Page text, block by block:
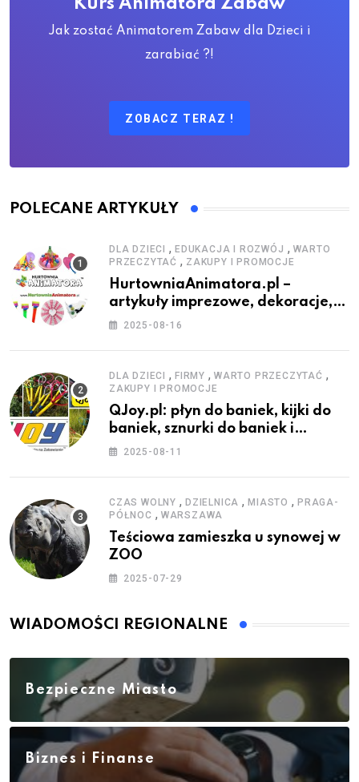
Kurs Animatora Zabaw
Jak zostać Animatorem Zabaw dla Dzieci i
zarabiać ?!
ZOBACZ TERAZ !
POLECANE ARTYKUŁY
DLA DZIECI , EDUKACJA I ROZWÓJ , WARTO
PRZECZYTAĆ , ZAKUPY I PROMOCJE
HurtowniaAnimatora.pl –
artykuły imprezowe, dekoracje,
stroje i akcesoria dla animatorów
2025-08-16
DLA DZIECI , FIRMY , WARTO PRZECZYTAĆ ,
ZAKUPY I PROMOCJE
QJoy.pl: płyn do baniek, kijki do
baniek, sznurki do baniek i
zestawy do baniek
2025-08-11
CZAS WOLNY , DZIELNICA ,MIASTO ,PRAGA-
PÓŁNOC , WARSZAWA
Teściowa zamieszka u synowej w
ZOO
2025-07-29
WIADOMOŚCI REGIONALNE
Bezpieczne Miasto
Biznes i Finanse